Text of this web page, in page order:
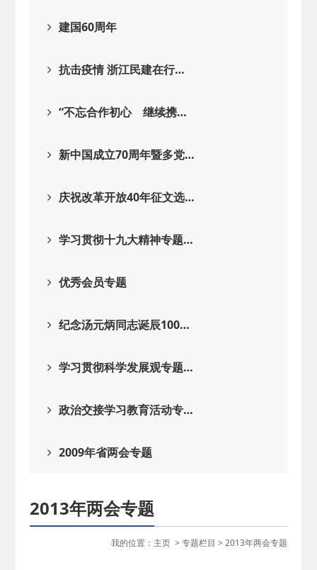
建国60周年
抗击疫情 浙江民建在行…
“不忘合作初心 继续携…
新中国成立70周年暨多党…
庆祝改革开放40年征文选…
学习贯彻十九大精神专题…
优秀会员专题
纪念汤元炳同志诞辰100…
学习贯彻科学发展观专题…
政治交接学习教育活动专…
2009年省两会专题
2013年两会专题
我的位置： 主页> 专题栏目 > 2013年两会专题